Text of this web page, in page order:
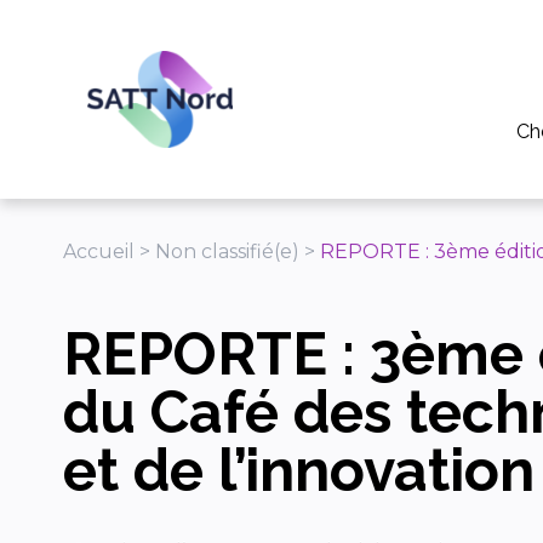
Accueil > Non classifié(e) > REPORTE : 3ème
REPORTE :
du Café des
et de l’innovation